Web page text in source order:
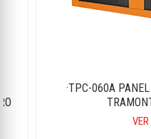
·TPC-060A